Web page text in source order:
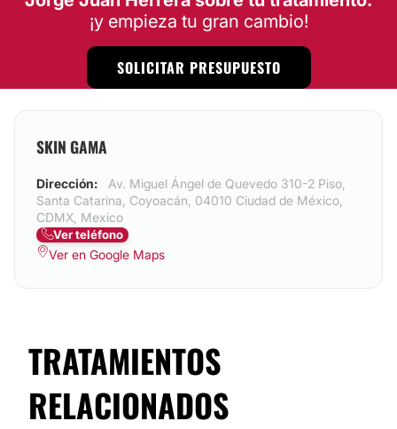
¡y empieza tu gran cambio!
SOLICITAR PRESUPUESTO
SKIN GAMA
Dirección:
Av. Miguel Ángel de Quevedo 310-2 Piso,
Santa Catarina, Coyoacán, 04010 Ciudad de México,
CDMX, Mexico
Ver teléfono
Ver en Google Maps
TRATAMIENTOS
RELACIONADOS